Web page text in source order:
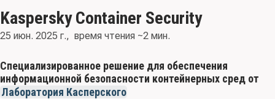
Kaspersky Container Security
25 июн. 2025 г. время чтения ~2 мин.
Специализированное решение для обеспечения
информационной безопасности контейнерных сред от
Лаборатория Касперского